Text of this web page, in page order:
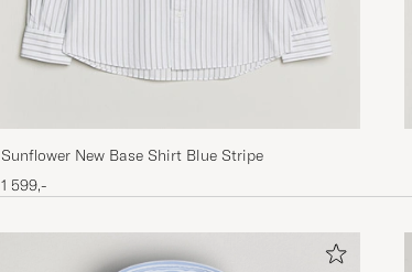
Sunflower New Base Shirt Blue Stripe
1 599,-